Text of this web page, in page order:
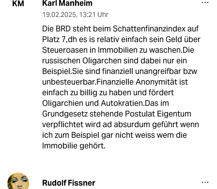
KM Karl Manheim
19.02.2025, 13:21 Uhr
Die BRD steht beim Schattenfinanzindex auf
Platz 7,dh es is relativ einfach sein Geld über
Steueroasen in Immobilien zu waschen.Die
russischen Oligarchen sind dabei nur ein
Beispiel.Sie sind finanziell unangreifbar bzw
unbesteuerbar.Finanzielle Anonymität ist
einfach zu billig zu haben und fördert
Oligarchien und Autokratien.Das im
Grundgesetz stehende Postulat Eigentum
verpflichtet wird ad absurdum geführt wenn
ich zum Beispiel gar nicht weiss wem die
Immobilie gehört.
Rudolf Fissner